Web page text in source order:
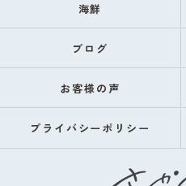
海鮮
ブログ
お客様の声
プライバシーポリシー